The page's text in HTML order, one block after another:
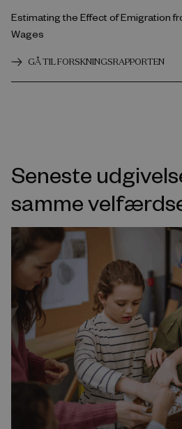
Estimating the Effect of Emigration
Wages
GÅ TIL FORSKNINGSRAPPORTEN
Seneste
samme